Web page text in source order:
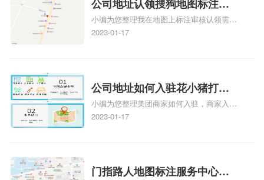
公司地址认领搜狗地图标注多
久审核？公司地址认领地图标
注多久审核？
小编为您整理我在地图上标注审核认领需要
多久、我在地图上标注审核认领需要多久
情可查看下方正文！
2023-01-17
公司地址如何入驻花小猪打车
地图标记？指路人地图标注服
务中心铺如何入驻花小猪打车
小编为您整理美团商家如何入驻，商家入驻
教程、商家如何入驻地图、如何入驻地:、
2023-01-17
门指路人地图标注服务中心如